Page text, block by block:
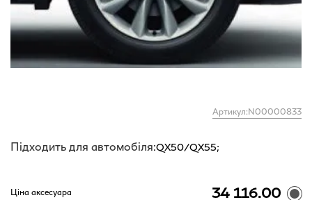
Артикул:N00000833
Підходить для автомобіля:QX50/QX55;
Ціна аксесуара 34 116.00